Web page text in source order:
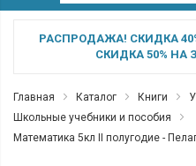
РАСПРОДАЖА! СКИДКА
СКИДКА 50% НА
Главная Каталог Книги
Школьные учебники и пособия
Математика 5кл II полугодие -